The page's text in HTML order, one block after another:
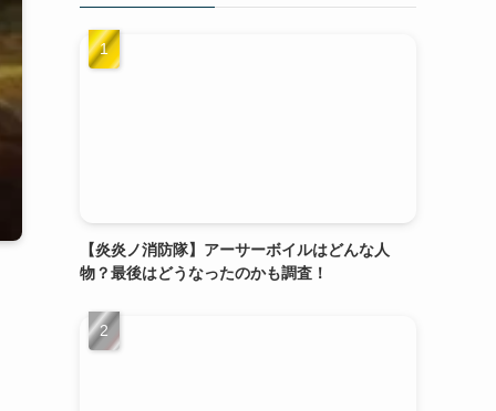
【炎炎ノ消防隊】アーサーボイルはどんな人
物？最後はどうなったのかも調査！